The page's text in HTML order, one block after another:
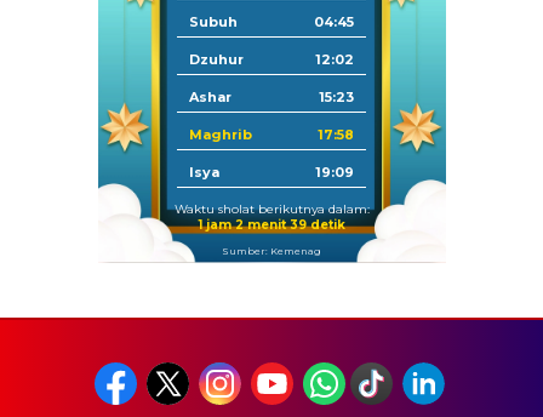
Subuh 04:45
Dzuhur 12:02
Ashar 15:23
Maghrib 17:58
Isya 19:09
Waktu sholat berikutnya dalam:
1 jam 2 menit 38 detik
Sumber: Kemenag